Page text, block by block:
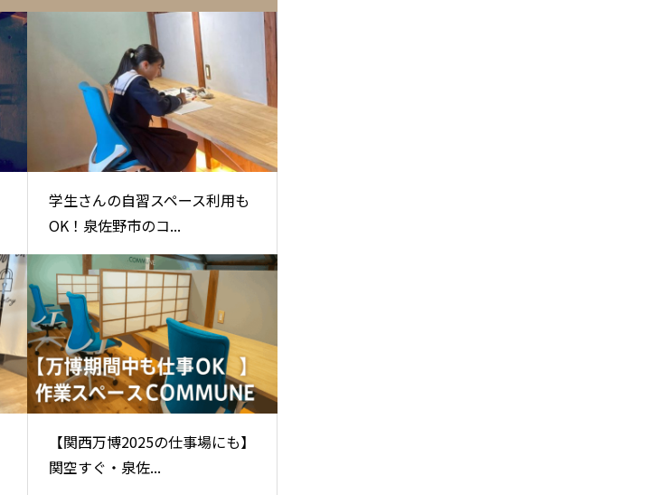
学生さんの自習スペース利用も
OK！泉佐野市のコ...
【関西万博2025の仕事場にも】
関空すぐ・泉佐...